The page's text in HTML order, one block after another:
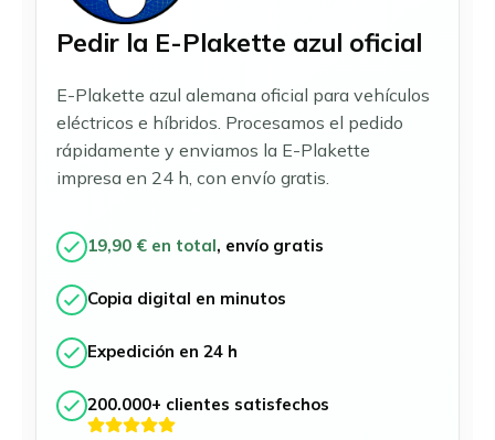
Leonberg y Hemmingen
Luisburgo
Magdeburgo
Maguncia y Wiesbaden
Mannheim
Münster
Neu-Ulm
Offenbach del Meno
Osnabrück
Ratisbona
Región del Ruhr
Schwäbisch Gmünd
Stuttgart
Pedir la E-Plakette azul oficial
E-Plakette azul alemana oficial para vehículos
eléctricos e híbridos. Procesamos el pedido
rápidamente y enviamos la E-Plakette
impresa en 24 h, con envío gratis.
19,90 € en total, envío gratis
Copia digital en minutos
Expedición en 24 h
200.000+ clientes satisfechos